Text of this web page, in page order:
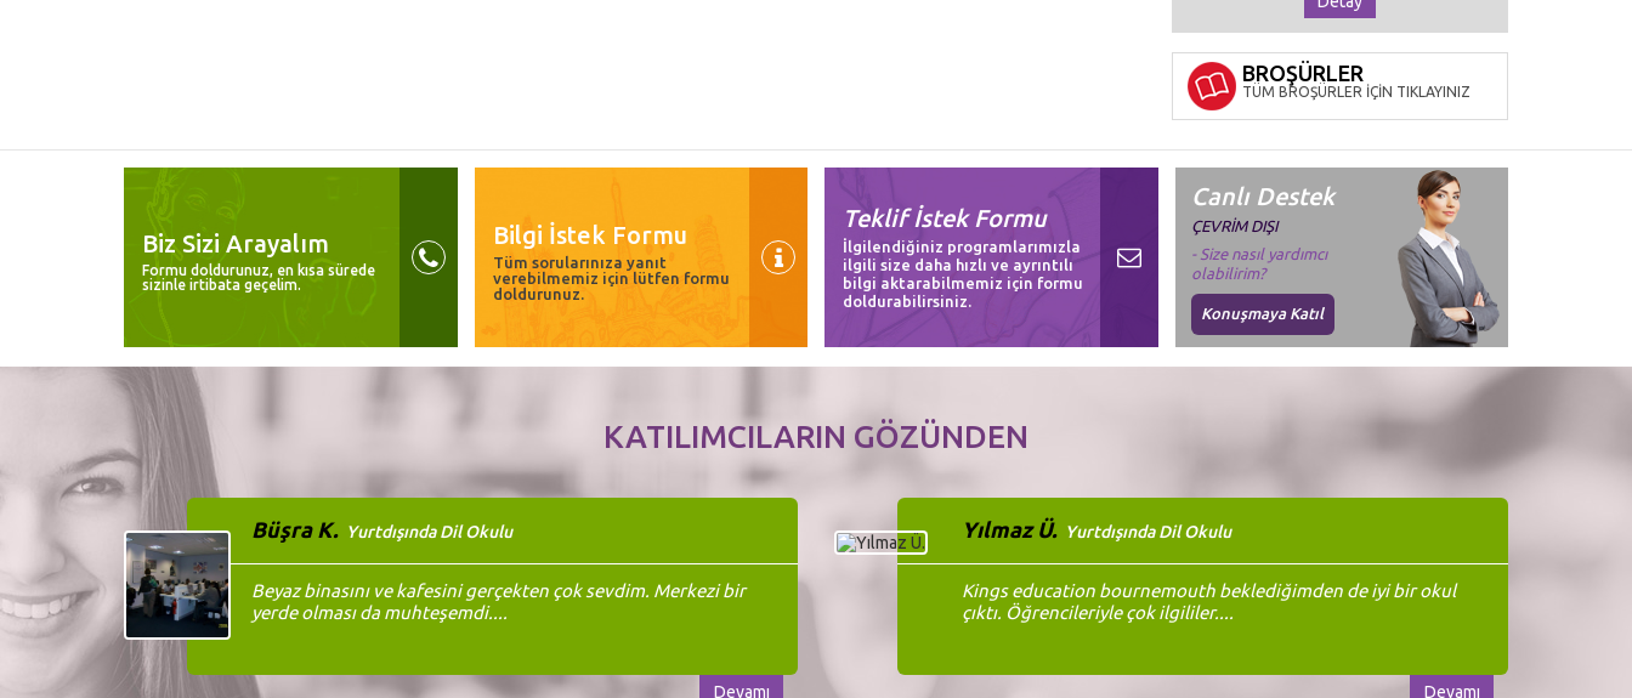
BROŞÜRLER
TÜM BROŞÜRLER İÇİN TIKLAYINIZ
Biz Sizi Arayalım
Formu doldurunuz, en kısa sürede
sizinle irtibata geçelim.
Bilgi İstek Formu
Tüm sorularınıza yanıt
verebilmemiz için lütfen formu
doldurunuz.
Teklif İstek Formu
İlgilendiğiniz programlarımızla
ilgili size daha hızlı ve ayrıntılı
bilgi aktarabilmemiz için formu
doldurabilirsiniz.
Canlı Destek
ÇEVRİM DIŞI
- Size nasıl yardımcı
olabilirim?
Konuşmaya Katıl
KATILIMCILARIN GÖZÜNDEN
Büşra K. Yurtdışında Dil Okulu
Beyaz binasını ve kafesini gerçekten çok sevdim. Merkezi bir
yerde olması da muhteşemdi....
Devamı
Yılmaz Ü. Yurtdışında Dil Okulu
Kings education bournemouth beklediğimden de iyi bir okul
çıktı. Öğrencileriyle çok ilgililer....
Devamı